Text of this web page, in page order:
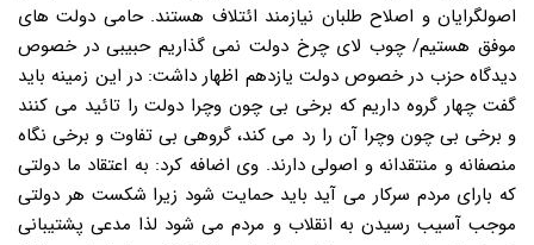
اصولگرایان و اصلاح طلبان نیازمند ائتلاف هستند. حامی دولت های
موفق هستیم/ چوب لای چرخ دولت نمی گذاریم حبیبی در خصوص
دیدگاه حزب در خصوص دولت یازدهم اظهار داشت: در این زمینه باید
گفت چهار گروه داریم که برخی بی چون وچرا دولت را تائید می کنند
و برخی بی چون وچرا آن را رد می کند، گروهی بی تفاوت و برخی نگاه
منصفانه و منتقدانه و اصولی دارند. وی اضافه کرد: به اعتقاد ما دولتی
که بارای مردم سرکار می آید باید حمایت شود زیرا شکست هر دولتی
موجب آسیب رسیدن به انقلاب و مردم می شود لذا مدعی پشتیبانی